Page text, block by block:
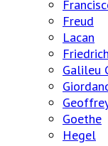
Freud
Lacan
Galileu
Goethe
Hegel